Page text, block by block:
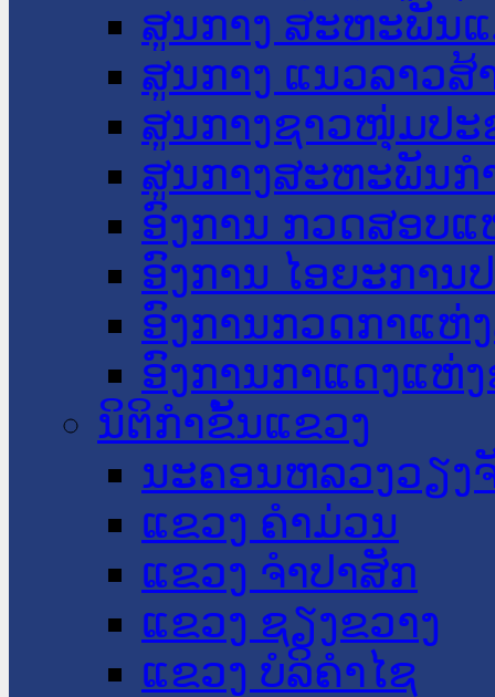
ສູນກາງ ສະຫະພັນ
ສູນກາງ ແນວລາວສ້
ສູນກາງຊາວໜຸ່ມປະ
ສູນກາງສະຫະພັນກ
ອົງການ ກວດສອບແ
ອົງການ ໄອຍະການ
ອົງການກວດກາແຫ່
ອົງການກາແດງແຫ່
ນິຕິກໍາຂັ້ນແຂວງ
ນະ​ຄອນ​ຫລວງວຽງ
ແຂວງ ຄໍາມ່ວນ
ແຂວງ ຈໍາປາສັກ
ແຂວງ ຊຽງຂວາງ
ແຂວງ ບໍລິຄໍາໄຊ